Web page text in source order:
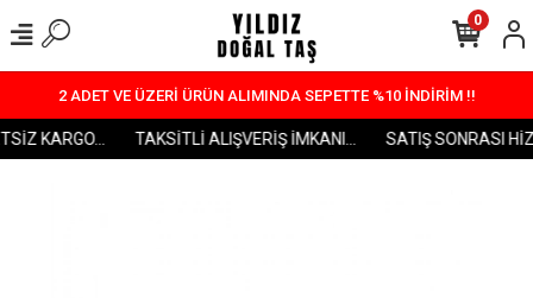
2 ADET VE ÜZERİ ÜRÜN ALIMINDA SEPETTE %10 İNDİRİM !!
KARGO... TAKSİTLİ ALIŞVERİŞ İMKANI... SATIŞ SONRASI
0